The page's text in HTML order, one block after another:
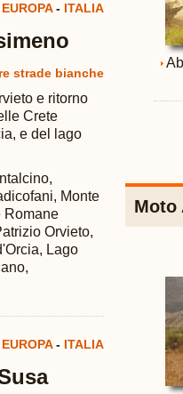
EUROPA- ITALIA
strade bianche
e ritorno
Crete
e del lago
Monte
Romane
Orvieto,
Lago
EUROPA- ITALIA
Moto